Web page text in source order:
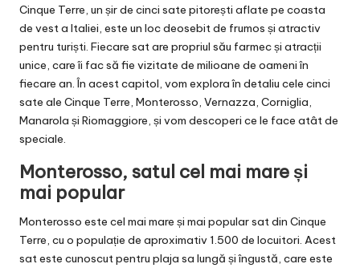
Cinque Terre, un șir de cinci sate pitorești aflate pe coasta
de vest a Italiei, este un loc deosebit de frumos și atractiv
pentru turiști. Fiecare sat are propriul său farmec și atracții
unice, care îi fac să fie vizitate de milioane de oameni în
fiecare an. În acest capitol, vom explora în detaliu cele cinci
sate ale Cinque Terre, Monterosso, Vernazza, Corniglia,
Manarola și Riomaggiore, și vom descoperi ce le face atât de
speciale.
Monterosso, satul cel mai mare și
mai popular
Monterosso este cel mai mare și mai popular sat din Cinque
Terre, cu o populație de aproximativ 1.500 de locuitori. Acest
sat este cunoscut pentru plaja sa lungă și îngustă, care este